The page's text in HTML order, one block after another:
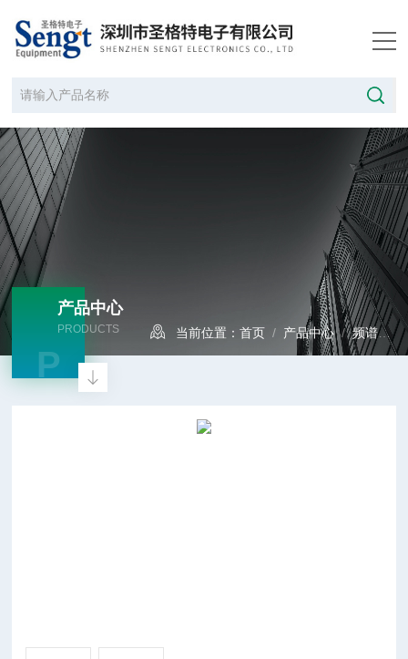
产品中心
PRODUCTS
P
当前位置：首页 / 产品中心/频谱分析仪